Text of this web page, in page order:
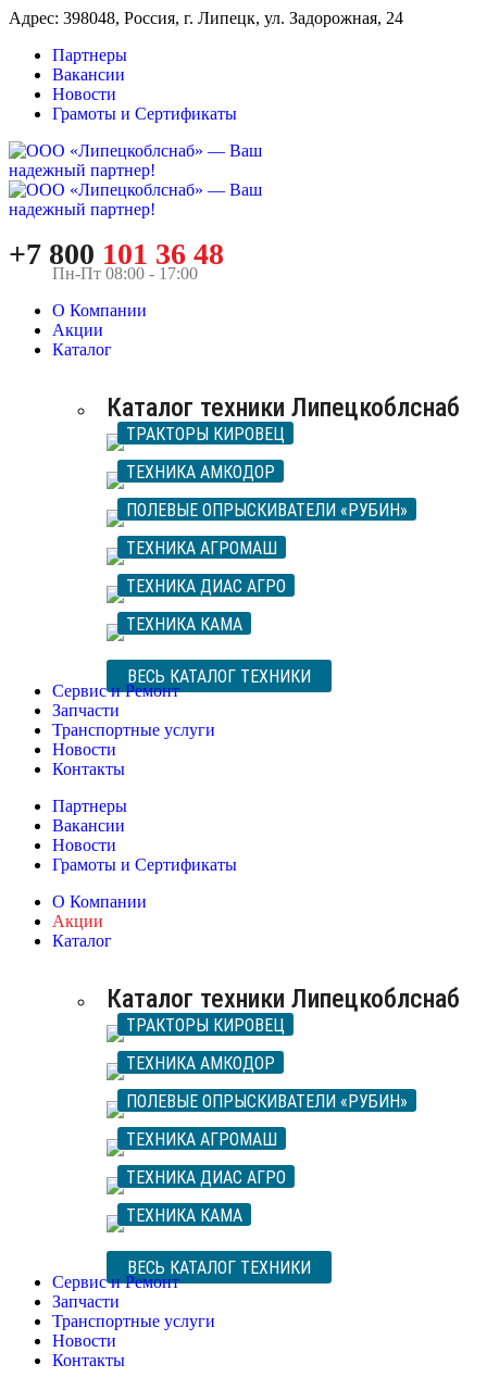
Адрес: 398048, Россия, г. Липецк, ул. Задорожная, 24
Партнеры
Вакансии
Новости
Грамоты и Сертификаты
+7 800 101 36 48
Пн-Пт 08:00 - 17:00
О Компании
Акции
Каталог
Каталог техники Липецкоблснаб
ТРАКТОРЫ КИРОВЕЦ
ТЕХНИКА АМКОДОР
ПОЛЕВЫЕ ОПРЫСКИВАТЕЛИ «РУБИН»
ТЕХНИКА АГРОМАШ
ТЕХНИКА ДИАС АГРО
ТЕХНИКА КАМА
ВЕСЬ КАТАЛОГ ТЕХНИКИ
Сервис и Ремонт
Запчасти
Транспортные услуги
Новости
Контакты
Партнеры
Вакансии
Новости
Грамоты и Сертификаты
О Компании
Акции
Каталог
Каталог техники Липецкоблснаб
ТРАКТОРЫ КИРОВЕЦ
ТЕХНИКА АМКОДОР
ПОЛЕВЫЕ ОПРЫСКИВАТЕЛИ «РУБИН»
ТЕХНИКА АГРОМАШ
ТЕХНИКА ДИАС АГРО
ТЕХНИКА КАМА
ВЕСЬ КАТАЛОГ ТЕХНИКИ
Сервис и Ремонт
Запчасти
Транспортные услуги
Новости
Контакты